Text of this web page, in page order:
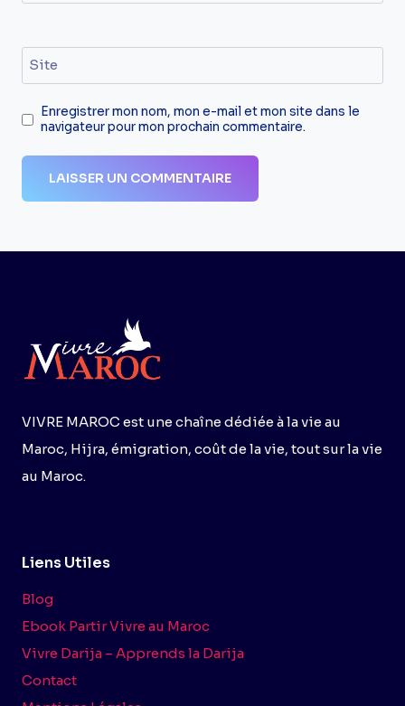
Site
Enregistrer mon nom, mon e-mail et mon site dans le
navigateur pour mon prochain commentaire.
VIVRE MAROC est une chaîne dédiée à la vie au
Maroc, Hijra, émigration, coût de la vie, tout sur la vie
au Maroc.
Liens Utiles
Blog
Ebook Partir Vivre au Maroc
Vivre Darija – Apprends la Darija
Contact